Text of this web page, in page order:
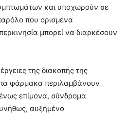
και υποχωρούν σε
που ορισμένα
μπορεί να διαρκέσουν
της διακοπής της
φάρμακα περιλαμβάνουν
επίμονα, σύνδρομα
αυξημένο